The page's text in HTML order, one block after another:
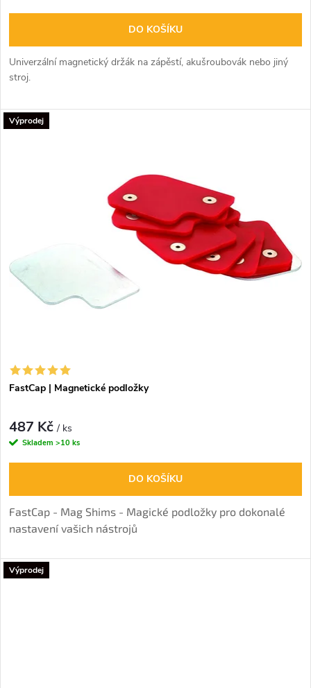
DO KOŠÍKU
Univerzální magnetický držák na zápěstí, akušroubovák nebo jiný
stroj.
Výprodej
FastCap | Magnetické podložky
487 Kč/ ks
Skladem >10 ks
DO KOŠÍKU
FastCap - Mag Shims - Magické podložky pro dokonalé
nastavení vašich nástrojů
Výprodej